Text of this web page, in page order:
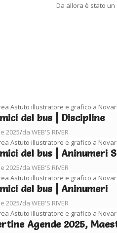
Da allora è stato un
del bus | Discipline
2025/da WEB'S RIVER
del bus | Aninumeri
2025/da WEB'S RIVER
del bus | Aninumeri
2025/da WEB'S RIVER
Agende 2025,